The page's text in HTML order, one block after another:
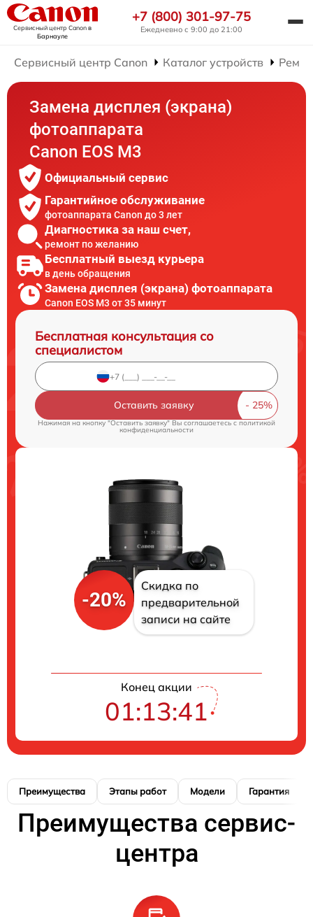
Сервисный центр Canonв
Барнауле
+7 (800) 301-97-75
Ежедневно с 9:00 до 21:00
Сервисный центр Canon Каталог устройств
Замена дисплея (экрана)
фотоаппарата
Canon EOS M3
Официальный сервис
Гарантийное обслуживание
фотоаппарата Canon до 3 лет
Диагностика за наш счет,
ремонт по желанию
Бесплатный выезд курьера
в день обращения
Замена дисплея (экрана) фотоаппарата
Canon EOS M3 от 35 минут
Бесплатная консультация со
специалистом
Оставить заявку
Нажимая на кнопку "Оставить заявку" Вы соглашаетесь cполитикой
конфиденциальности
-20%
Скидка по
предварительной
записи на сайте
Конец акции
01:13:40
Преимущества Этапы работ Модели Гарантия
Преимущества сервис-
центра